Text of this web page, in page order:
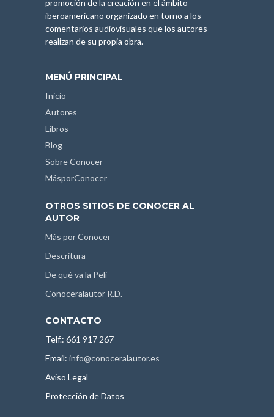
promoción de la creación en el ámbito
iberoamericano organizado en torno a los
comentarios audiovisuales que los autores
realizan de su propia obra.
MENÚ PRINCIPAL
Inicio
Autores
Libros
Blog
Sobre Conocer
MásporConocer
OTROS SITIOS DE CONOCER AL
AUTOR
Más por Conocer
Descritura
De qué va la Peli
Conoceralautor R.D.
CONTACTO
Telf.: 661 917 267
Email: info@conoceralautor.es
Aviso Legal
Protección de Datos